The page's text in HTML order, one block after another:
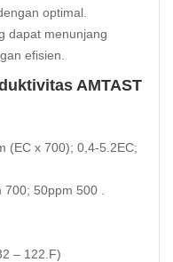
optimal.
dapat menunjang
efisien.
AMTAST
(EC x 700); 0,4-5.2EC;
50ppm 500 .
– 122.F)